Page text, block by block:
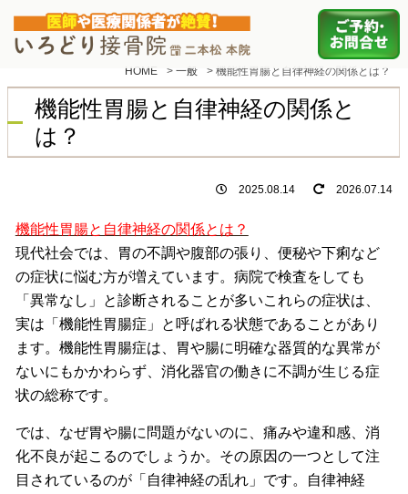
HOME >一般 >機能性胃腸と自律神経の関係とは？
機能性胃腸と自律神経の関係と
は？
2025.08.14 2026.07.14
機能性胃腸と自律神経の関係とは？
現代社会では、胃の不調や腹部の張り、便秘や下痢など
の症状に悩む方が増えています。病院で検査をしても
「異常なし」と診断されることが多いこれらの症状は、
実は「機能性胃腸症」と呼ばれる状態であることがあり
ます。機能性胃腸症は、胃や腸に明確な器質的な異常が
ないにもかかわらず、消化器官の働きに不調が生じる症
状の総称です。
では、なぜ胃や腸に問題がないのに、痛みや違和感、消
化不良が起こるのでしょうか。その原因の一つとして注
目されているのが「自律神経の乱れ」です。自律神経